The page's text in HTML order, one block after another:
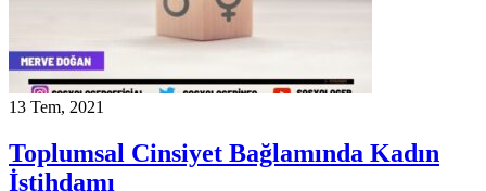
13 Tem, 2021
Toplumsal Cinsiyet Bağlamında Kadın
İstihdamı